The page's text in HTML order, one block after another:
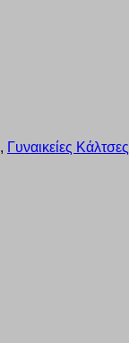
, Γυναικείες Κάλτσες